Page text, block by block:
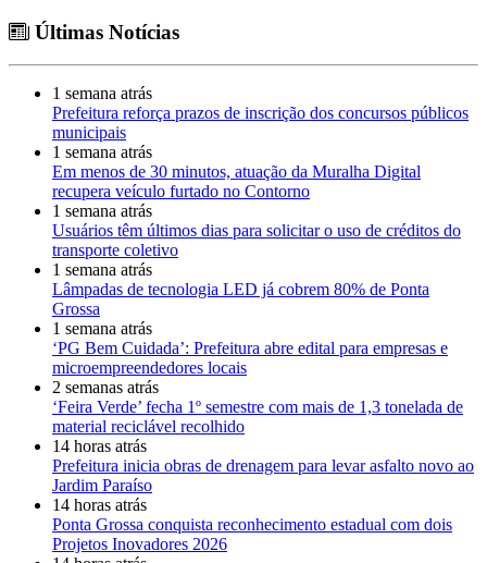
Últimas Notícias
1 semana atrás
Prefeitura reforça prazos de inscrição dos concursos públicos
municipais
1 semana atrás
Em menos de 30 minutos, atuação da Muralha Digital
recupera veículo furtado no Contorno
1 semana atrás
Usuários têm últimos dias para solicitar o uso de créditos do
transporte coletivo
1 semana atrás
Lâmpadas de tecnologia LED já cobrem 80% de Ponta
Grossa
1 semana atrás
‘PG Bem Cuidada’: Prefeitura abre edital para empresas e
microempreendedores locais
2 semanas atrás
‘Feira Verde’ fecha 1º semestre com mais de 1,3 tonelada de
material reciclável recolhido
14 horas atrás
Prefeitura inicia obras de drenagem para levar asfalto novo ao
Jardim Paraíso
14 horas atrás
Ponta Grossa conquista reconhecimento estadual com dois
Projetos Inovadores 2026